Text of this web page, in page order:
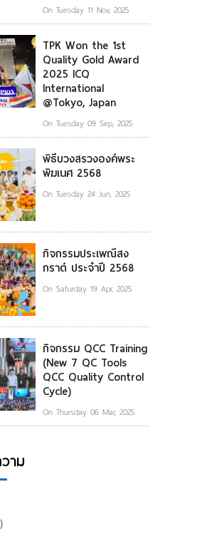
On Tuesday 11 Nov, 2025
TPK Won the 1st
Quality Gold Award
2025 ICQ
International
@Tokyo, Japan
On Tuesday 09 Sep, 2025
พิธีบวงสรวงองค์พระ
พิฆเนศ 2568
On Tuesday 24 Jun, 2025
กิจกรรมประเพณีสง
กราต์ ประจำปี 2568
On Saturday 19 Apr, 2025
กิจกรรม QCC Training
(New 7 QC Tools
QCC Quality Control
Cycle)
On Thursday 06 Mar, 2025
าม